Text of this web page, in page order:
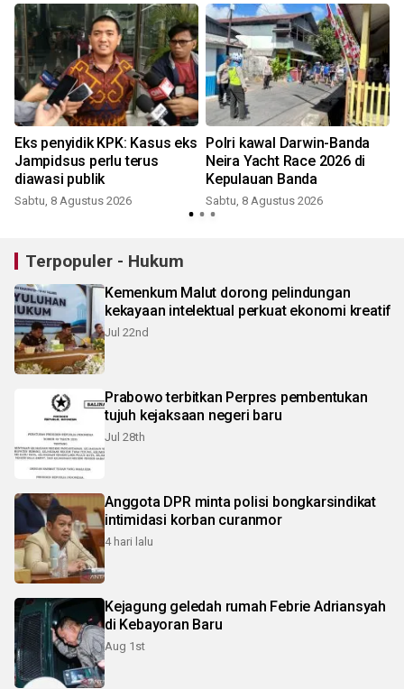
Eks penyidik KPK: Kasus eks
Jampidsus perlu terus
diawasi publik
Sabtu, 8 Agustus 2026
Polri kawal Darwin-Banda
Neira Yacht Race 2026 di
Kepulauan Banda
Sabtu, 8 Agustus 2026
Terpopuler - Hukum
Kemenkum Malut dorong pelindungan
kekayaan intelektual perkuat ekonomi kreatif
Jul 22nd
Prabowo terbitkan Perpres pembentukan
tujuh kejaksaan negeri baru
Jul 28th
Anggota DPR minta polisi bongkarsindikat
intimidasi korban curanmor
4 hari lalu
Kejagung geledah rumah Febrie Adriansyah
di Kebayoran Baru
Aug 1st